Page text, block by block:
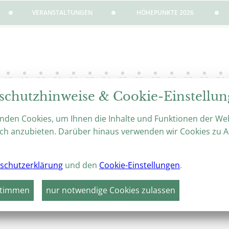
VERANSTALTUNGEN HÖHEPUNKTE 2026
18 19 20 21 22 23 24 25 26
Mi
27 28 29 30 31
GROSSE OUTDOOR-
OSARIUM
& Cookie-
Cookies, um Ihnen die Inhalte und Funktionen der
anzubieten. Darüber hinaus verwenden wir Cookies zu
und den Cookie-Einstellungen.
nur notwendige Cookies zulassen